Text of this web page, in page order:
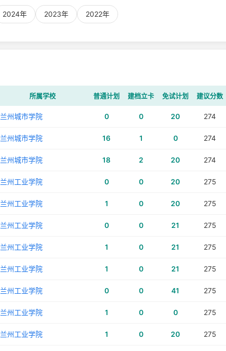
2024年 2023年 2022年
所属学校 普通计划 建档立卡 免试计划 建议分数
兰州城市学院 0 0 20 274
兰州城市学院 16 1 0 274
兰州城市学院 18 2 20 274
兰州工业学院 0 0 20 275
兰州工业学院 1 0 20 275
兰州工业学院 0 0 21 275
兰州工业学院 1 0 21 275
兰州工业学院 1 0 21 275
兰州工业学院 0 0 41 275
兰州工业学院 1 0 0 275
兰州工业学院 1 0 20 275